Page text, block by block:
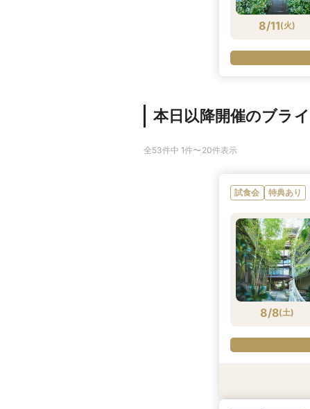
8/11(火)
本日以降開催のブラ
全53件中 1件〜20件表示
試食会 特典あり
8/8(土)